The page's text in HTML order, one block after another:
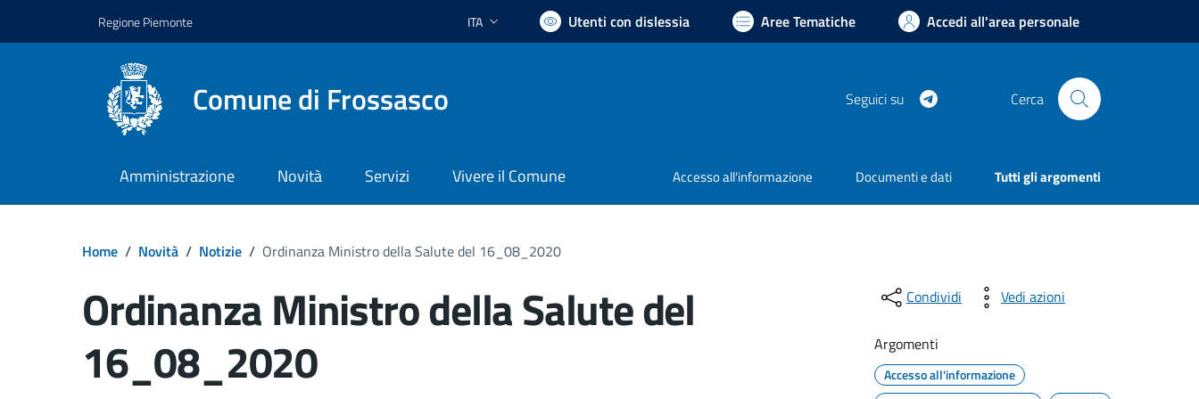
Regione Piemonte Lingua attiva:
ITA Utenti con dislessia Aree Tematiche Accedi all'area personale
Comune di Frossasco Seguici su Cerca
Amministrazione Novità Servizi Vivere il Comune Accesso all'informazione Documenti e dati Tutti gli argomenti
Home / Novità / Notizie / Ordinanza Ministro della Salute del 16_08_2020
Ordinanza Ministro della Salute del
16_08_2020
Condividi Vedi azioni
Argomenti
Accesso all'informazione